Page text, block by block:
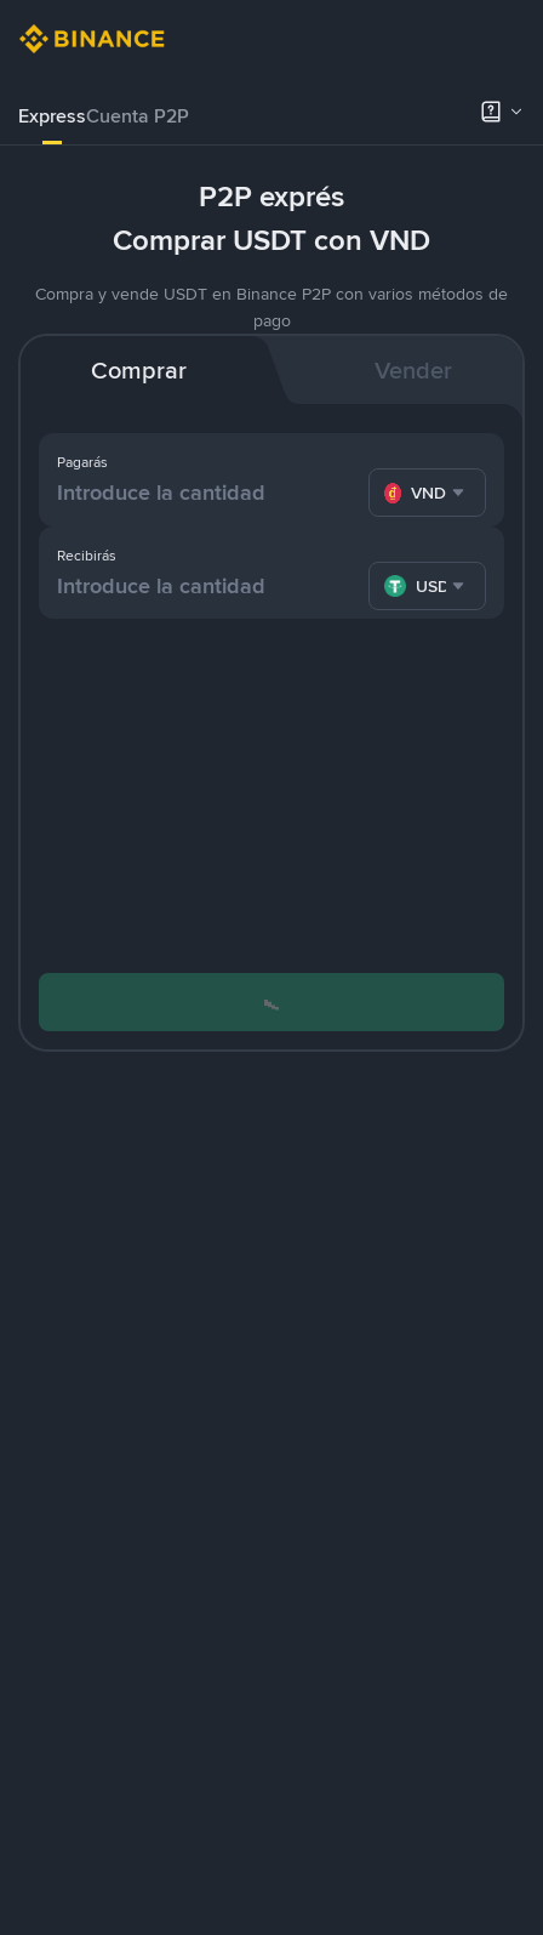
ExpressCuenta P2P
P2P exprés
Comprar USDT con VND
Compra y vende USDT en Binance P2P con varios métodos de
pago
Comprar Vender
Pagarás
VND
Recibirás
USDT